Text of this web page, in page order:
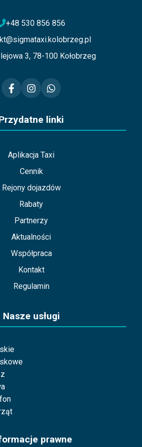
+48 530 856 856
3, 78-100 Kołobrzeg
linki
Aplikacja Taxi
Cennik
Rejony dojazdów
Rabaty
Partnerzy
Aktualności
Współpraca
Kontakt
Regulamin
Nasze usługi
prawne